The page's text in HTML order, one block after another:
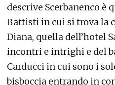
descrive Scerbanenco è
Battisti in cui si trova la
Diana, quella dell’hotel
incontri e intrighi e del
Carducci in cui sono i
bisboccia entrando in